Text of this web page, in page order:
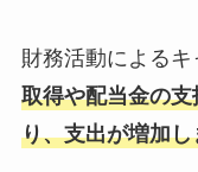
財務活動によるキ
取得や配当金の
り、支出が増加し